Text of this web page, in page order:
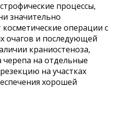
процессы,
значительно
операции с
очагов и последующей
краниостеноза,
черепа на отдельные
на участках
хорошей